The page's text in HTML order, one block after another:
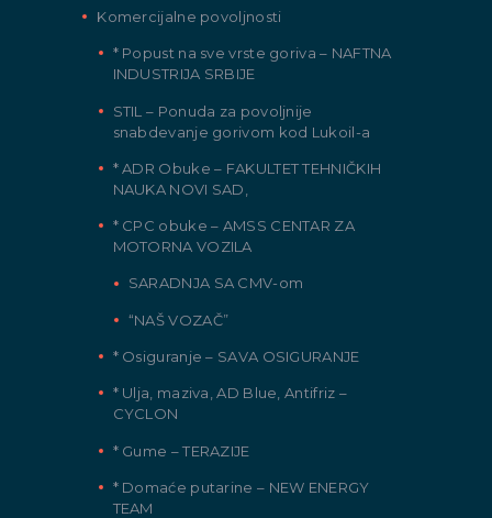
Komercijalne povoljnosti
* Popust na sve vrste goriva – NAFTNA
INDUSTRIJA SRBIJE
STIL – Ponuda za povoljnije
snabdevanje gorivom kod Lukoil-a
* ADR Obuke – FAKULTET TEHNIČKIH
NAUKA NOVI SAD,
* CPC obuke – AMSS CENTAR ZA
MOTORNA VOZILA
SARADNJA SA CMV-om
“NAŠ VOZAČ”
* Osiguranje – SAVA OSIGURANJE
* Ulja, maziva, AD Blue, Antifriz –
CYCLON
* Gume – TERAZIJE
* Domaće putarine – NEW ENERGY
TEAM